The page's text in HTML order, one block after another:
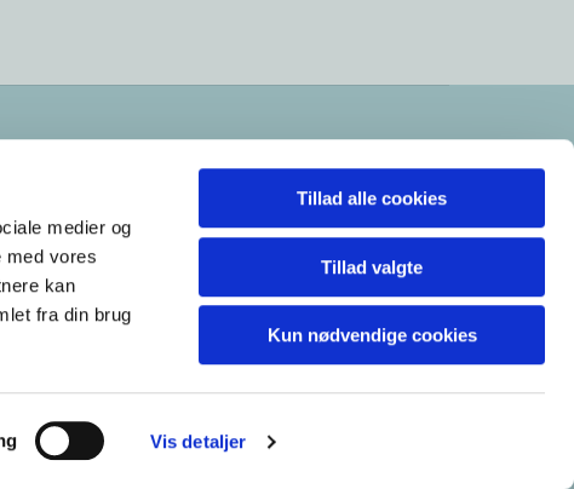
medier og
med vores
kan
fra din brug
Vis detaljer
Tillad alle cookies
Tillad valgte
Kun nødvendige cookies